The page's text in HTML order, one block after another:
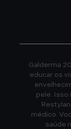
Galderma
educar os
pele. Isso
médico.
saúde